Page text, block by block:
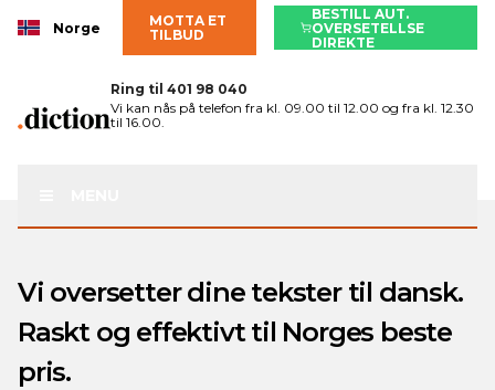
Norge
MOTTA ET
TILBUD
BESTILL AUT.
OVERSETELLSE
DIREKTE
Ring til 401 98 040
Vi kan nås på telefon fra kl. 09.00 til 12.00 og fra kl. 12.30
til 16.00.
Vi oversetter dine tekster til dansk.
Raskt og effektivt til Norges beste
pris.